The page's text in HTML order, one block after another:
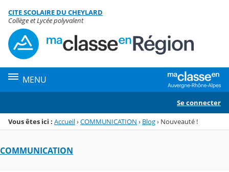
Menu de la rubrique
Contenu
CITE SCOLAIRE DU CHEYLARD
Collège et Lycée polyvalent
MENU
Se connecter
Vous êtes ici : Accueil›COMMUNICATION › Blog› Nouveauté !
COMMUNICATION